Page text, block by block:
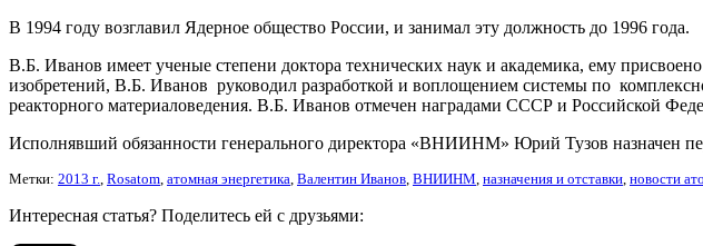
В 1994 году возглавил Ядерное общество России, и занимал эту должность до 1996 года.
В.Б. Иванов имеет ученые степени доктора технических наук и академика, ему
изобретений, В.Б. Иванов руководил разработкой и воплощением системы по
реакторного материаловедения. В.Б. Иванов отмечен наградами СССР и Российской
Исполнявший обязанности генерального директора «ВНИИНМ» Юрий Тузов назначен
Метки: 2013 г., Rosatom, атомная энергетика, Валентин Иванов, ВНИИНМ, назначения и отставки, новости
Интересная статья? Поделитесь ей с друзьями: